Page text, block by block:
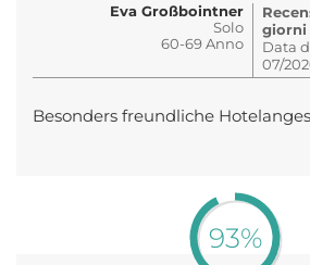
Eva Großbointner
Solo
60-69 Anno
giorni
Data
07/
Besonders freundliche
93%